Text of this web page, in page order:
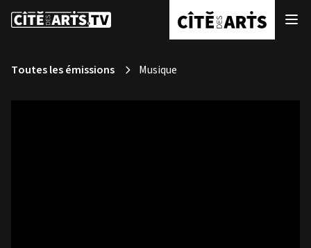
Toutes les émissions Musique